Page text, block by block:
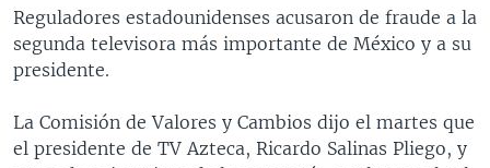
principal
Salte
VOA VERIFICA AMÉRICA LATINA
BOLIVIA
COLOMBIA
PERÚ
CENTROAMÉRICA
COSTA RICA
GUATEMALA
OTRAS SECCIONES
LIBERTAD DE PRENSA
LIBERTAD DE PRENSA
Reguladores estadounidenses acusaron de fraude a la
segunda televisora más importante de México y a su
presidente.
La Comisión de Valores y Cambios dijo el martes que
el presidente de TV Azteca, Ricardo Salinas Pliego, y